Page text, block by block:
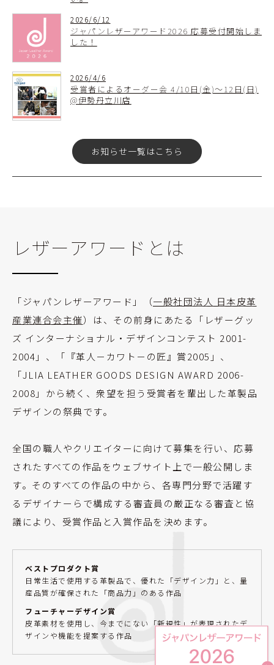
2026/6/12
ジャパンレザーアワード2026 応募受付開始しま
した！
2026/4/6
受賞者によるオーダー会 4/10日(金)～12日(日)
@伊勢丹立川店
お知らせ一覧はこちら
レザーアワードとは
「ジャパンレザーアワード」（一般社団法人 日本皮革
産業連合会主催）は、その前身にあたる「レザーグッ
ズ インターナショナル ・デザインコンテスト 2001-
2004」、「『革人－カワト－の匠』賞2005」、
「JLIA LEATHER GOODS DESIGN AWARD 2006-
2008」から続く、衆望を担う受賞者を輩出した革製品
デザインの祭典です。
全国の職人やクリエイターに向けて募集を行い、応募
されたすべての作品をウェブサイト上で一般公開しま
す。そのすべての作品の中から、各専門分野で活躍す
るデザイナーらで構成する審査員の厳正なる審査と協
議により、受賞作品と入賞作品を決めます。
ベストプロダクト賞
日常生活で使用する革製品で、優れた「デザイン力」と、量
産品質が確保された「商品力」のある作品
フューチャーデザイン賞
皮革素材を使用し、今までにない「新規性」が表現されたデ
ザインや機能を提案する作品